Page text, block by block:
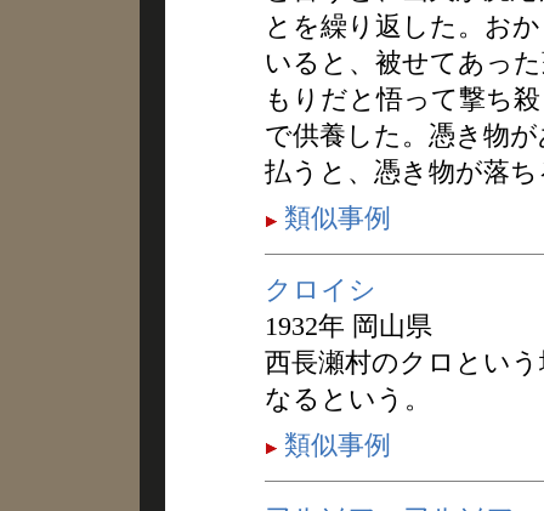
とを繰り返した。お
いると、被せてあっ
もりだと悟って撃ち
で供養した。憑き物
払うと、憑き物が落
類似事例
クロイシ
1932年 岡山県
西長瀬村のクロとい
なるという。
類似事例